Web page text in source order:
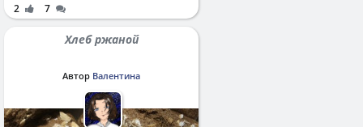
2 7
Хлеб ржаной
Автор Валентина